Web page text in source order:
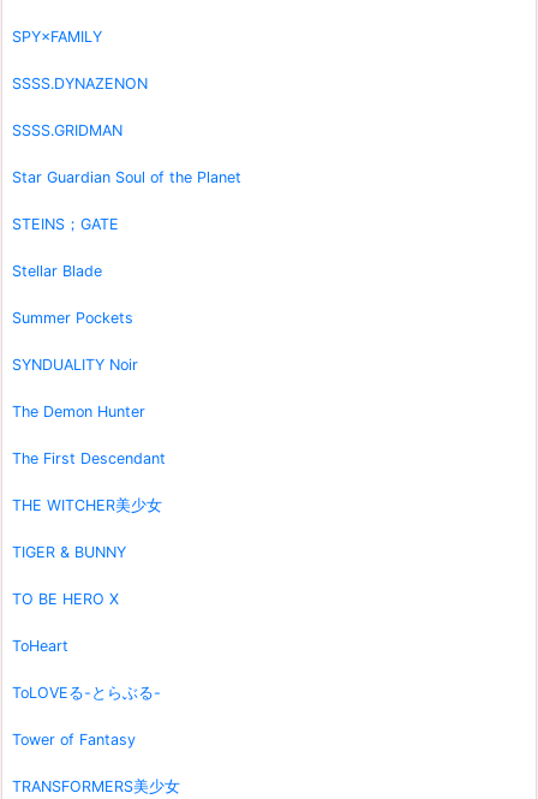
SPY×FAMILY
SSSS.DYNAZENON
SSSS.GRIDMAN
Star Guardian Soul of the Planet
STEINS；GATE
Stellar Blade
Summer Pockets
SYNDUALITY Noir
The Demon Hunter
The First Descendant
THE WITCHER美少女
TIGER & BUNNY
TO BE HERO X
ToHeart
ToLOVEる-とらぶる-
Tower of Fantasy
TRANSFORMERS美少女